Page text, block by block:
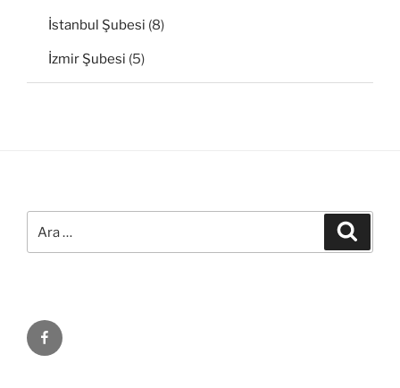
İstanbul Şubesi (8)
İzmir Şubesi (5)
Facebook